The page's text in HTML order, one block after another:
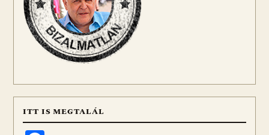
ITT IS MEGTALÁL